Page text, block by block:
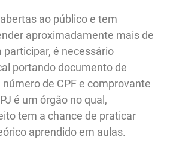
ao público e tem
aproximadamente mais de
participar, é necessário
portando documento de
de CPF e comprovante
é um órgão no qual,
tem a chance de praticar
aprendido em aulas.